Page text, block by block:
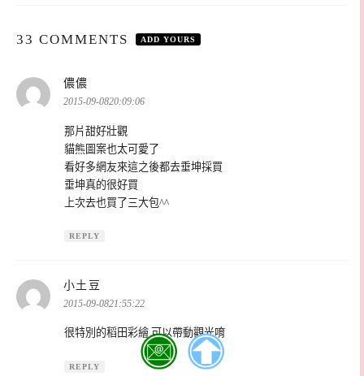
33 COMMENTS ADD YOURS
儂儂
示:
2015-09-0820:09:06
那片甜好壯觀
貓熊圖案也太可愛了
看好多網友來這之後都去垂坤採買
垂坤真的很好買
上次去也買了三大包^^
REPLY
小土豆
示:
2015-09-0821:55:22
很特別的稻田彩繪 可以帶動觀光唷
REPLY